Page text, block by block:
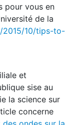
pour vous en
de la
2015/10/tips-to-
et
sise au
la science sur
concerne